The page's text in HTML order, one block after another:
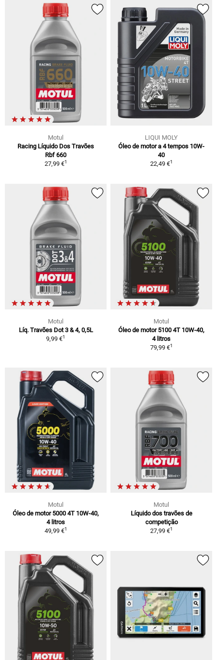
Motul
Racing Líquido Dos Travões
Rbf 660
27,99 €1
LIQUI MOLY
Óleo de motor a 4 tempos 10W-
40
22,49 €1
Motul
Líq. Travões Dot 3 & 4, 0,5L
9,99 €1
Motul
Óleo de motor 5100 4T 10W-40,
4 litros
79,99 €1
Motul
Óleo de motor 5000 4T 10W-40,
4 litros
49,99 €1
Motul
Líquido dos travões de
competição
27,99 €1